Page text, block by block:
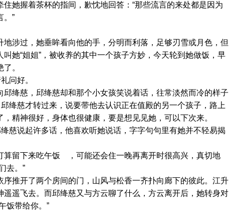
握着茶杯的指间，歉忱地回答：“那些流言的来处都是因为
。”
过，她垂眸看向他的手，分明而利落，足够刃雪或月色，但
她“姐姐”，被收养的其中一个孩子方妙，今天轮到她做饭，早
。
问好。
慈，邱绛慈却和那个小女孩笑说着话，往常淡然而冷的样子
绛慈才转过来，说要带他去认识正在值殿的另一个孩子，路上
精神很好，身体也很健康，要是想见见她，可以下次来。
说起许多话，他喜欢听她说话，字字句句里有她并不轻易揭
留下来吃午饭 ，可能还会住一晚再离开时很高兴，真切地
去。”
开了两个房间的门，山风与松香一齐扑向廊下的彼此。江升
遥飞去。而邱绛慈又与方云聊了什么，方云离开后，她转身对
饭带给你。”